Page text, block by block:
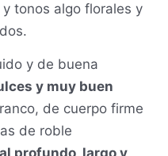
y tonos algo florales y
y de buena
y muy buen
de cuerpo firme
de roble